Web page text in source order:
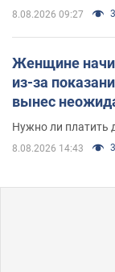
8.08.2026 09:27
Женщине
из-за
вынес
Нужно ли платить
8.08.2026 14:43